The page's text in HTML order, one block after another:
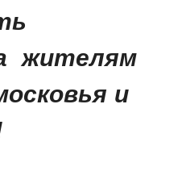
жителям
и